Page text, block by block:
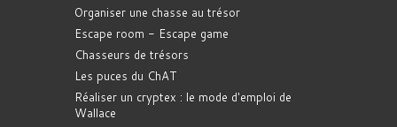
Organiser une chasse au trésor
Escape room - Escape game
Chasseurs de trésors
Les puces du ChAT
Réaliser un cryptex : le mode d'emploi de
Wallace